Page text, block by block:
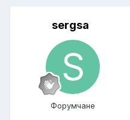
sergsa
Форумчане